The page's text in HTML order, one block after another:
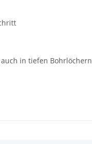
in tiefen Bohrlöchern